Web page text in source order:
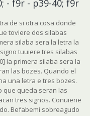
- f9r - p39-40; f9r
de si otra cosa donde
toviere dos silabas
silaba sera la letra la
tuuiere tres silabas
la primera silaba sera la
las bozes. Quando el
una letra e tres bozes.
que queda seran las
tres signos. Conuiene
Befabemi sobreagudo